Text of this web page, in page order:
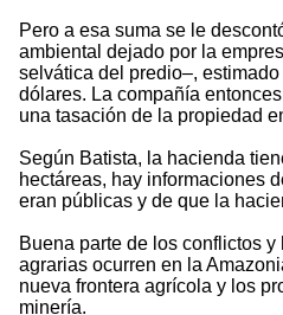
Pero a esa suma se le
ambiental dejado por la
selvática del predio–,
dólares. La compañía
una tasación de la propiedad
Según Batista, la hacienda
hectáreas, hay informaciones
eran públicas y de que la
Buena parte de los conflictos
agrarias ocurren en la
nueva frontera agrícola y los
minería.